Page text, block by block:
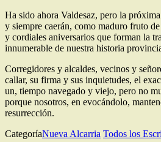
Ha sido ahora Valdesaz, pero la
y siempre caerán, como maduro fruto
y cordiales aniversarios que forman la
innumerable de nuestra historia
Corregidores y alcaldes, vecinos y
callar, su firma y sus inquietudes, el
un, tiempo navegado y viejo, pero no
porque nosotros, en evocándolo,
resurrección.
CategoríaNueva Alcarria Todos los